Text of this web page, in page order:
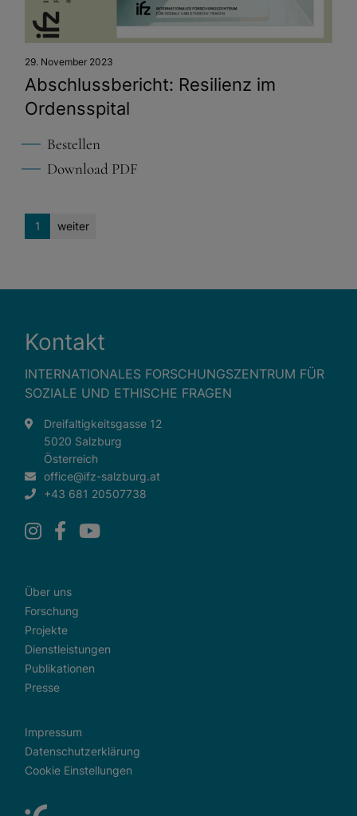
Abschlussbericht: Resilienz im
Ordensspital
29. November 2023
Bestellen
Download PDF
1 weiter
Kontakt
INTERNATIONALES FORSCHUNGSZENTRUM FÜR
SOZIALE UND ETHISCHE FRAGEN
Dreifaltigkeitsgasse 12
5020 Salzburg
Österreich
office@ifz-salzburg.at
+43 681 20507738
Über uns
Forschung
Projekte
Dienstleistungen
Publikationen
Presse
Impressum
Datenschutzerklärung
Cookie Einstellungen